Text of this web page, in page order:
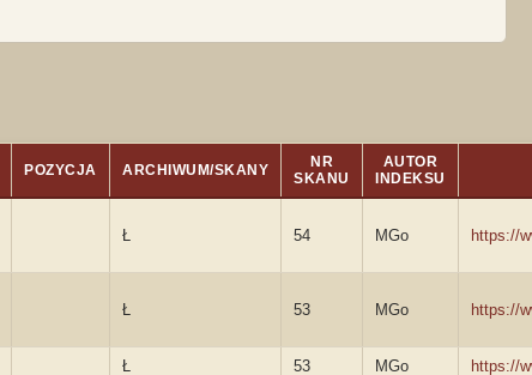
POZYCJA ARCHIWUM/SKANY
NR
SKANU
AUTOR
INDEKSU
Ł 54 MGo https://
Ł 53 MGo https://
Ł 53 MGo https://